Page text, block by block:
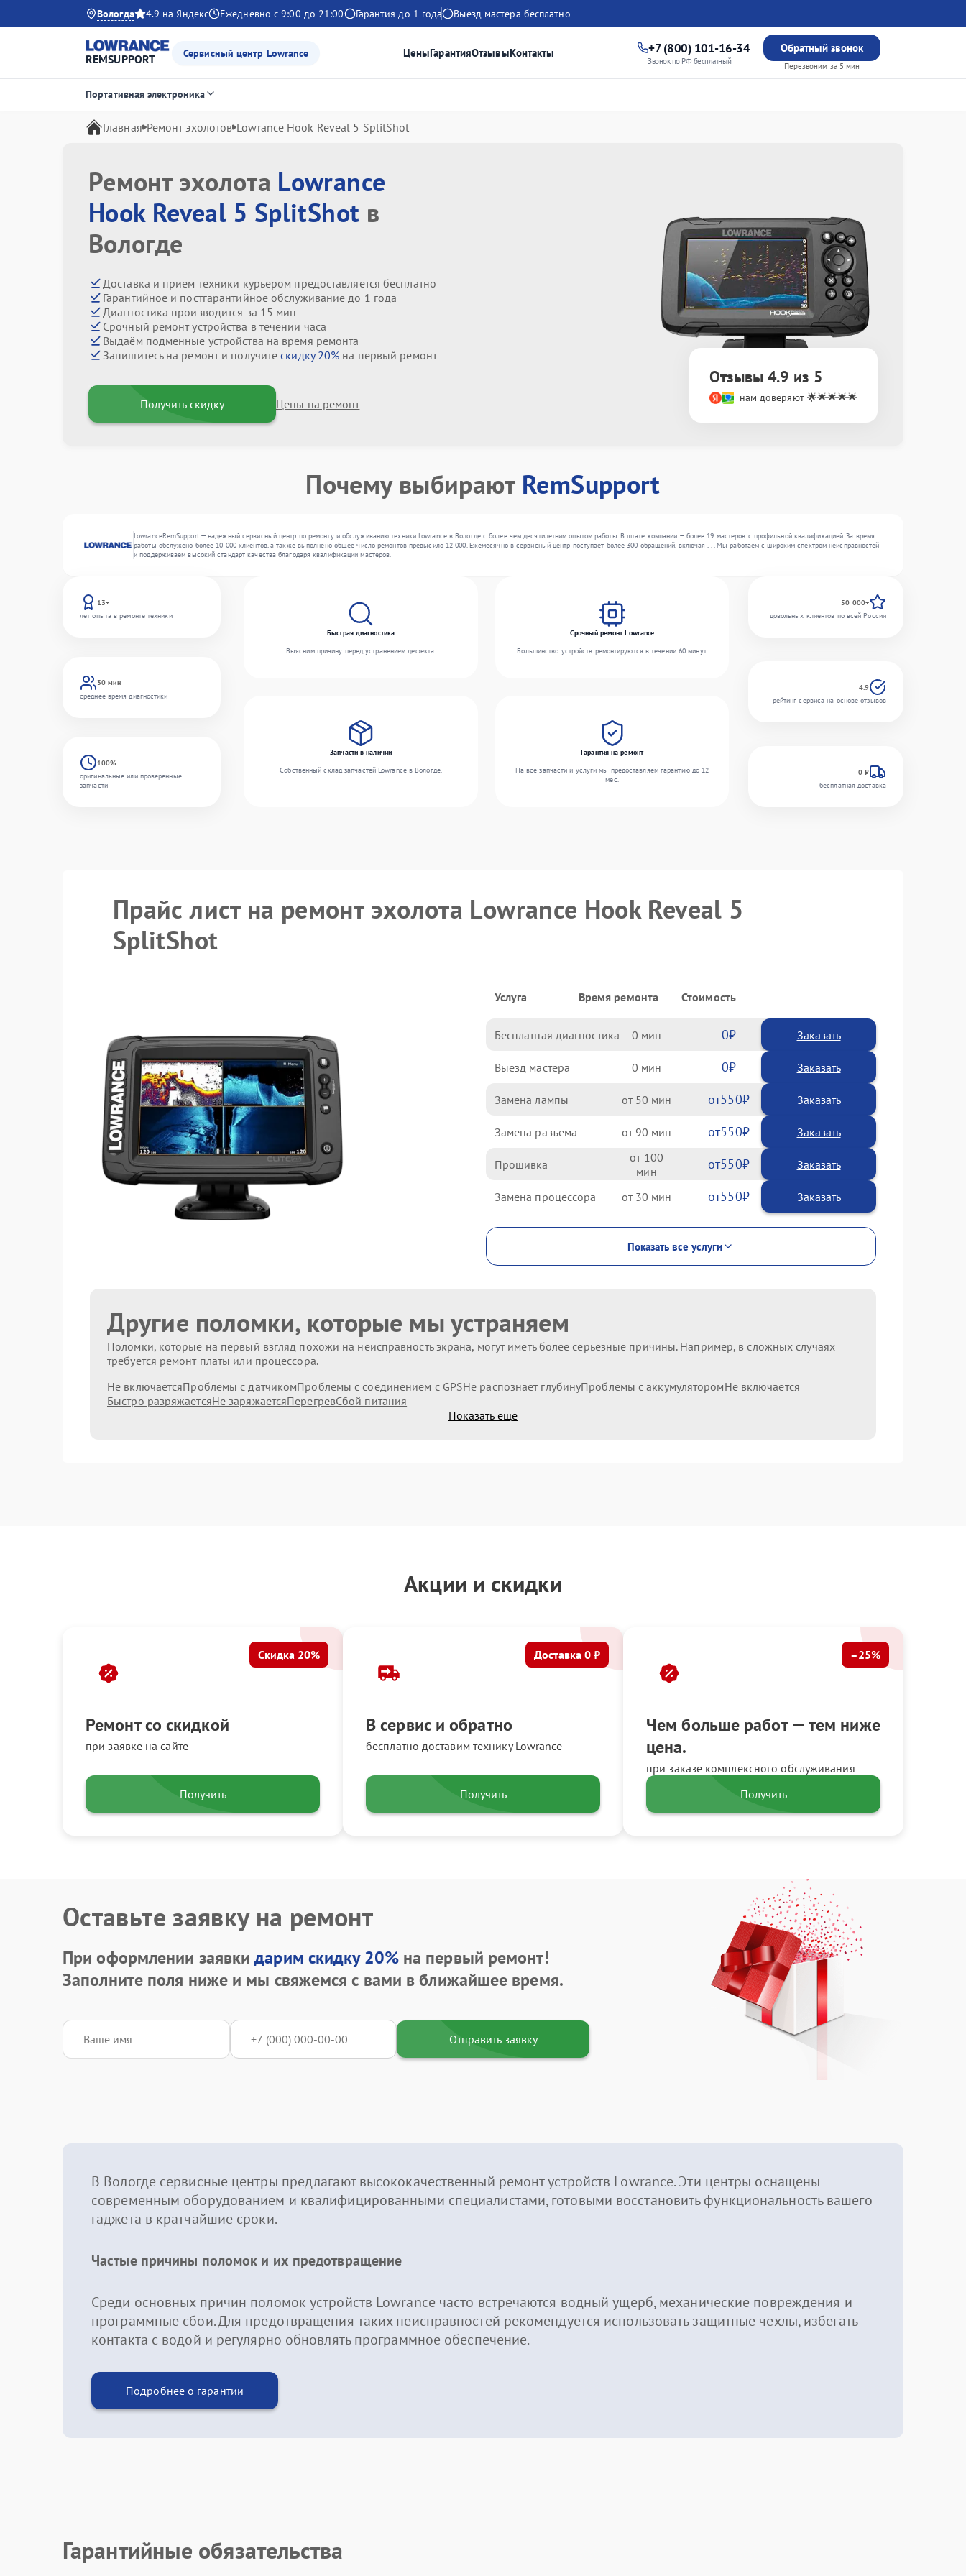
Вологда 4.9 на Яндекс Ежедневно с 9:00 до 21:00 Гарантия до 1 года Выезд мастера бесплатно
REMSUPPORT Сервисный центр Lowrance ЦеныГарантияОтзывыКонтакты +7 (800) 101-16-34
Звонок по РФ бесплатный
Обратный звонок
Перезвоним за 5 мин
Портативная электроника
Главная Ремонт эхолотов Lowrance Hook Reveal 5 SplitShot
Ремонт эхолота Lowrance
Hook Reveal 5 SplitShot в
Вологде
Доставка и приём техники курьером предоставляется бесплатно
Гарантийное и постгарантийное обслуживание до 1 года
Диагностика производится за 15 мин
Срочный ремонт устройства в течении часа
Выдаём подменные устройства на время ремонта
Запишитесь на ремонт и получитескидку 20% на первый ремонт
Получить скидку Цены на ремонт
Отзывы 4.9 из 5
нам доверяют 🌟🌟🌟🌟🌟
Почему выбирают RemSupport
LowranceRemSupport — надежный сервисный центр по ремонту и обслуживанию техники Lowrance в Вологде с более чем десятилетним опытом работы. В штате компании — более 19 мастеров с профильной квалификацией. За время
работы обслужено более 10 000 клиентов, а также выполнено общее число ремонтов превысило 12 000. Ежемесячно в сервисный центр поступает более 300 обращений, включая , , . Мы работаем с широким спектром неисправностей
и поддерживаем высокий стандарт качества благодаря квалификации мастеров.
13+
лет опыта в ремонте техники
30 мин
среднее время диагностики
100%
оригинальные или проверенные
запчасти
Быстрая диагностика
Выясним причину перед устранением дефекта.
Срочный ремонт Lowrance
Большинство устройств ремонтируются в течении 60 минут.
Запчасти в наличии
Собственный склад запчастей Lowrance в Вологде.
Гарантия на ремонт
На все запчасти и услуги мы предоставляем гарантию до 12
мес.
50 000+
довольных клиентов по всей России
4.9
рейтинг сервиса на основе отзывов
0 ₽
бесплатная доставка
Прайс лист на ремонт эхолота Lowrance Hook Reveal 5
SplitShot
Услуга Время ремонта Стоимость
Бесплатная диагностика 0 0 Заказать
Выезд мастера 0 0 Заказать
Замена лампы 50 550
Замена разъема 90 550
Прошивка 100 550
Замена процессора 30 550
Показать все услуги
Другие поломки, которые мы устраняем
Поломки, которые на первый взгляд похожи на неисправность экрана, могут иметь более серьезные причины. Например, в сложных случаях
требуется ремонт платы или процессора.
Не включаетсяПроблемы с датчикомПроблемы с соединением с GPSНе распознает глубинуПроблемы с аккумуляторомНе включается
Быстро разряжаетсяНе заряжаетсяПерегревСбой питания
Показать еще
Акции и скидки
Ремонт со скидкой
при заявке на сайте
Скидка 20%
Получить
В сервис и обратно
бесплатно доставим технику Lowrance
Доставка 0 ₽
Получить
Чем больше работ — тем ниже
цена.
при заказе комплексного обслуживания
–25%
Получить
Оставьте заявку на ремонт
При оформлении заявкидарим скидку 20%на первый ремонт!
Заполните поля ниже и мы свяжемся с вами в ближайшее время.
Отправить заявку
В Вологде сервисные центры предлагают высококачественный ремонт устройств Lowrance. Эти центры оснащены
современным оборудованием и квалифицированными специалистами, готовыми восстановить функциональность вашего
гаджета в кратчайшие сроки.
Частые причины поломок и их предотвращение
Среди основных причин поломок устройств Lowrance часто встречаются водный ущерб, механические повреждения и
программные сбои. Для предотвращения таких неисправностей рекомендуется использовать защитные чехлы, избегать
контакта с водой и регулярно обновлять программное обеспечение.
Подробнее о гарантии
Гарантийные обязательства